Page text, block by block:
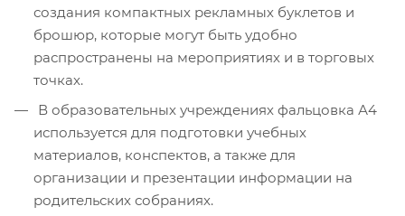
создания компактных рекламных буклетов и
брошюр, которые могут быть удобно
распространены на мероприятиях и в торговых
точках.
В образовательных учреждениях фальцовка А4
используется для подготовки учебных
материалов, конспектов, а также для
организации и презентации информации на
родительских собраниях.